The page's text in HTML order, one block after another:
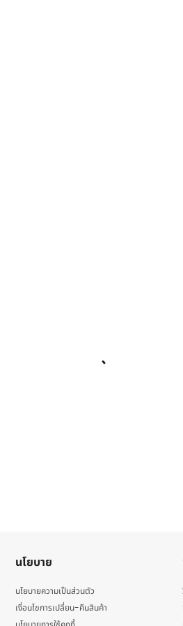
นโยบาย
นโยบายความเป็นส่วนตัว
เงื่อนไขการเปลี่ยน-คืนสินค้า